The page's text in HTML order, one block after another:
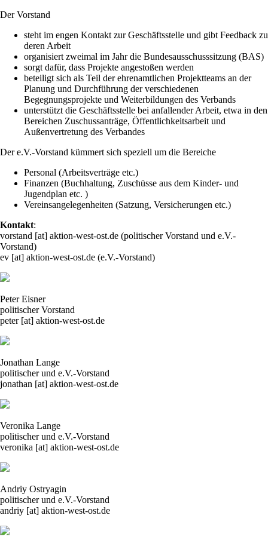
Der Vorstand
steht im engen Kontakt zur Geschäftsstelle und gibt Feedback zu
deren Arbeit
organisiert zweimal im Jahr die Bundesausschusssitzung (BAS)
sorgt dafür, dass Projekte angestoßen werden
beteiligt sich als Teil der ehrenamtlichen Projektteams an der
Planung und Durchführung der verschiedenen
Begegnungsprojekte und Weiterbildungen des Verbands
unterstützt die Geschäftsstelle bei anfallender Arbeit, etwa in den
Bereichen Zuschussanträge, Öffentlichkeitsarbeit und
Außenvertretung des Verbandes
Der e.V.-Vorstand kümmert sich speziell um die Bereiche
Personal (Arbeitsverträge etc.)
Finanzen (Buchhaltung, Zuschüsse aus dem Kinder- und
Jugendplan etc. )
Vereinsangelegenheiten (Satzung, Versicherungen etc.)
Kontakt:
vorstand [at] aktion-west-ost.de (politischer Vorstand und e.V.-
Vorstand)
ev [at] aktion-west-ost.de (e.V.-Vorstand)
Peter Eisner
politischer Vorstand
peter [at] aktion-west-ost.de
Jonathan Lange
politischer und e.V.-Vorstand
jonathan [at] aktion-west-ost.de
Veronika Lange
politischer und e.V.-Vorstand
veronika [at] aktion-west-ost.de
Andriy Ostryagin
politischer und e.V.-Vorstand
andriy [at] aktion-west-ost.de